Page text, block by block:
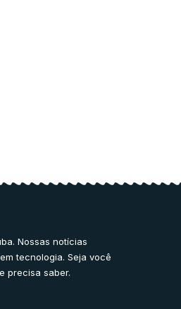
Nossas notícias
tecnologia. Seja você
precisa saber.